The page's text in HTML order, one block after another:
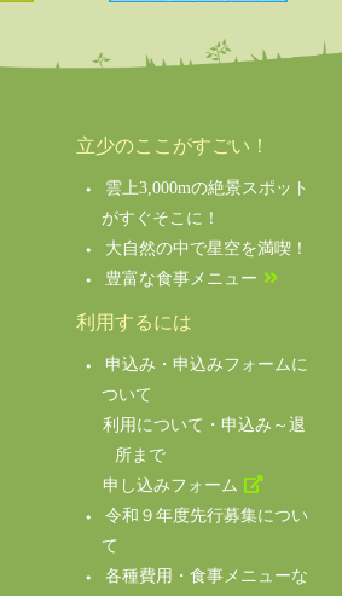
立少のここがすごい！
雲上3,000mの絶景スポット
がすぐそこに！
大自然の中で星空を満喫！
豊富な食事メニュー
利用するには
申込み・申込みフォームに
ついて
利用について・申込み～退
所まで
申し込みフォーム
令和９年度先行募集につい
て
各種費用・食事メニューな